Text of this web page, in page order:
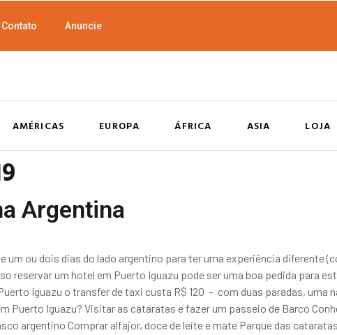
Contato Anuncie
AMÉRICAS EUROPA ÁFRICA ASIA LOJA
Argentina
um ou dois dias do lado argentino para ter uma experiência diferente
reservar um hotel em Puerto Iguazu pode ser uma boa pedida para
Iguazu o transfer de taxi custa R$ 120 – com duas paradas, uma
Puerto Iguazu? Visitar as cataratas e fazer um passeio de Barco
argentino Comprar alfajor, doce de leite e mate Parque das